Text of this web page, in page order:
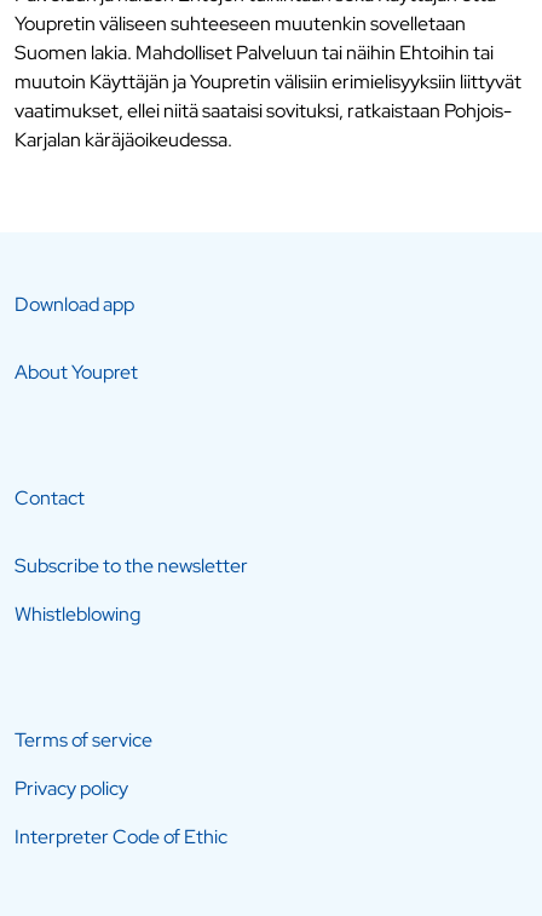
Youpretin väliseen suhteeseen muutenkin sovelletaan
Suomen lakia. Mahdolliset Palveluun tai näihin Ehtoihin tai
muutoin Käyttäjän ja Youpretin välisiin erimielisyyksiin liittyvät
vaatimukset, ellei niitä saataisi sovituksi, ratkaistaan Pohjois-
Karjalan käräjäoikeudessa.
Download app
About Youpret
Contact
Subscribe to the newsletter
Whistleblowing
Terms of service
Privacy policy
Interpreter Code of Ethic